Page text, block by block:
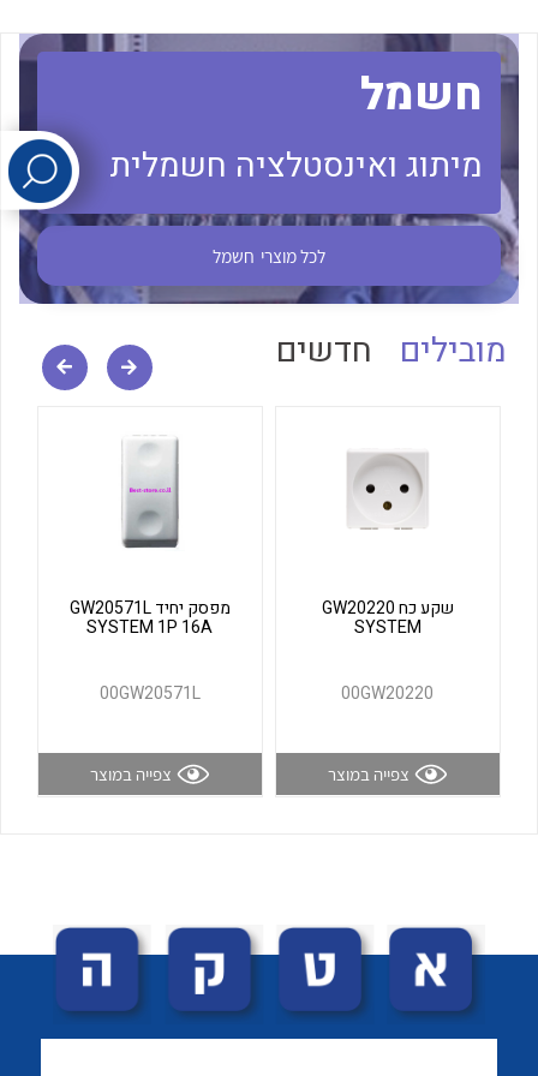
לכל מוצרי היצרן לכל מוצרי היצרן
חשמל
מיתוג ואינסטלציה חשמלית
לכל מוצרי חשמל
מובילים חדשים
שקע כח GW20220
SYSTEM
00GW20220
צפייה במוצר
מפסק יחיד GW20571L
SYSTEM 1P 16A
00GW20571L
צפייה במוצר